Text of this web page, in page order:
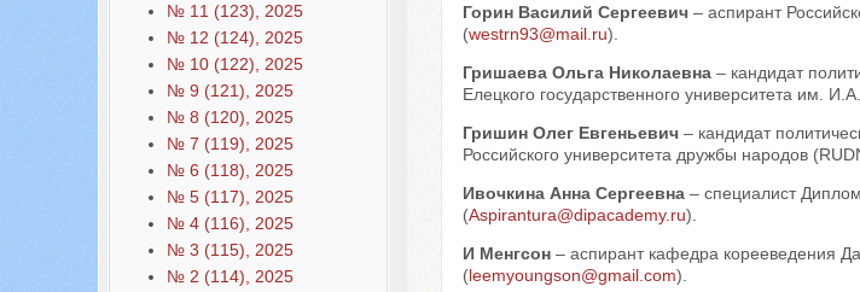
№ 11 (123), 2025
№ 12 (124), 2025
№ 10 (122), 2025
№ 9 (121), 2025
№ 8 (120), 2025
№ 7 (119), 2025
№ 6 (118), 2025
№ 5 (117), 2025
№ 4 (116), 2025
№ 3 (115), 2025
№ 2 (114), 2025
Горин Василий Сергеевич – аспирант
(westrn93@mail.ru).
Гришаева Ольга Николаевна – кандидат
Елецкого государственного университета им.
Гришин Олег Евгеньевич – кандидат
Российского университета дружбы народов
Ивочкина Анна Сергеевна – специалист
(Aspirantura@dipacademy.ru).
И Менгсон – аспирант кафедра корееведения
(leemyoungson@gmail.com).